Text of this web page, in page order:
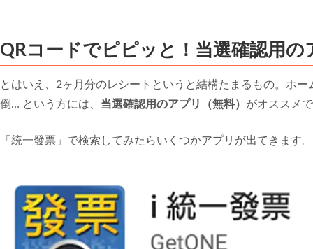
QRコードでピピッと！当選確認用の
とはいえ、2ヶ月分のレシートというと結構たまるもの。ホ
倒… という方には、 当選確認用のアプリ（無料） がオススメ
「統一發票」で検索してみたらいくつかアプリが出てきます